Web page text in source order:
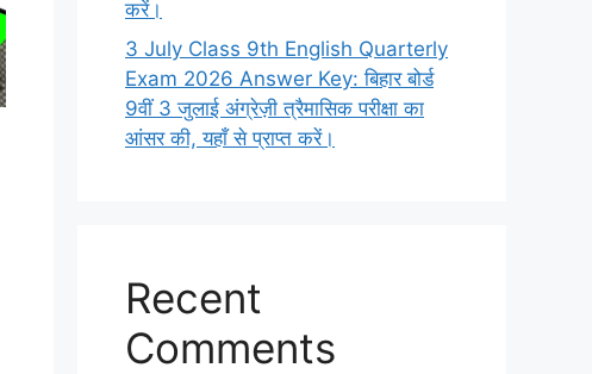
करें।
3 July Class 9th English Quarterly
Exam 2026 Answer Key: बिहार बोर्ड
9वीं 3 जुलाई अंग्रेज़ी त्रैमासिक परीक्षा का
आंसर की, यहाँ से प्राप्त करें।
Recent
Comments